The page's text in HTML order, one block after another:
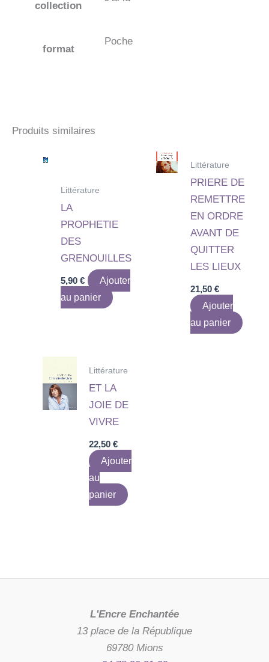
collection
format
Poche
Produits similaires
Littérature
LA
PROPHETIE
DES
GRENOUILLES
5,90€
Ajouter
au panier
Littérature
PRIERE DE
REMETTRE
EN ORDRE
AVANT DE
QUITTER
LES LIEUX
21,50 €
Ajouter
au panier
Littérature
ET LA
JOIE DE
VIVRE
22,50€
Ajouter
au
panier
L'Encre Enchantée
13 place de la République
69780 Mions